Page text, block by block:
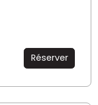
Réserver